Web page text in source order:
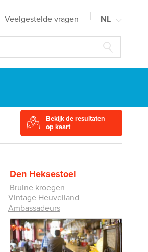
Veelgestelde vragen NL
FR
Bekijk de resultaten
op kaart
Den Heksestoel
Bruine kroegen
Vintage Heuvelland
Ambassadeurs